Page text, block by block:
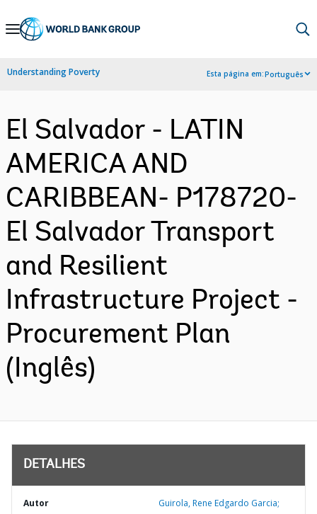
Skip
Navigation
Understanding Poverty Esta página em:Português
El Salvador - LATIN
AMERICA AND
CARIBBEAN- P178720-
El Salvador Transport
and Resilient
Infrastructure Project -
Procurement Plan
(Inglês)
DETALHES
Autor Guirola, Rene Edgardo Garcia;